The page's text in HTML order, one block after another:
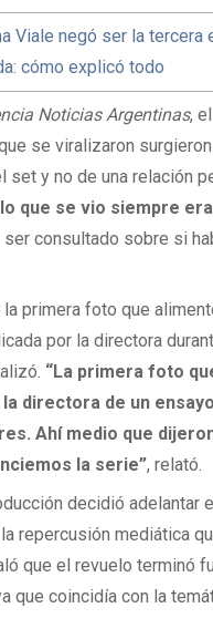
Viale negó ser la tercera
cómo explicó todo
Noticias Argentinas,
se viralizaron surgieron
set y no de una relación
que se vio siempre
ser consultado sobre si
primera foto que
por la directora
“La primera foto
directora de un
Ahí medio que
la serie”, relató.
decidió adelantar
repercusión mediática
que el revuelo terminó
que coincidía con la